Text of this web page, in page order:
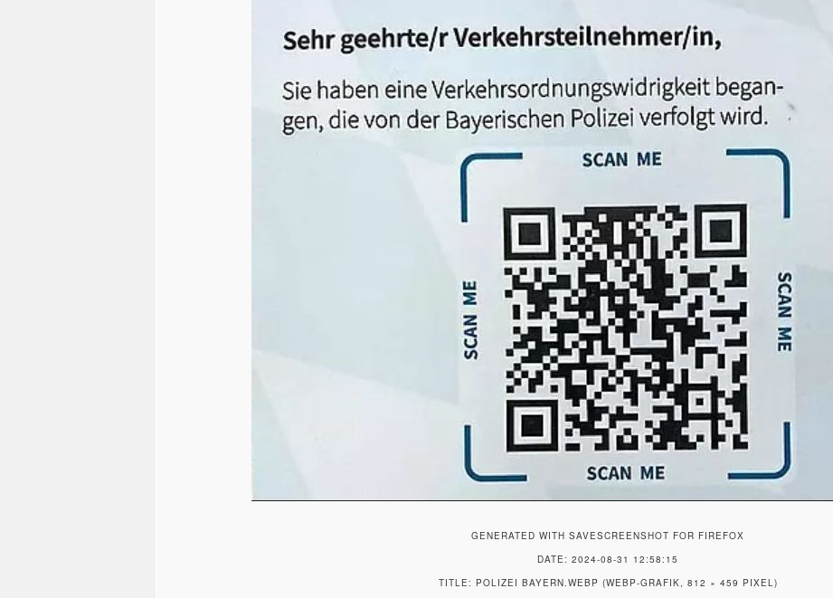
GENERATED WITH SAVESCREENSHOT FOR FIREFOX
DATE: 2024-08-31 12:58:15
TITLE: POLIZEI BAYERN.WEBP (WEBP-GRAFIK, 812 × 459 PIXEL)